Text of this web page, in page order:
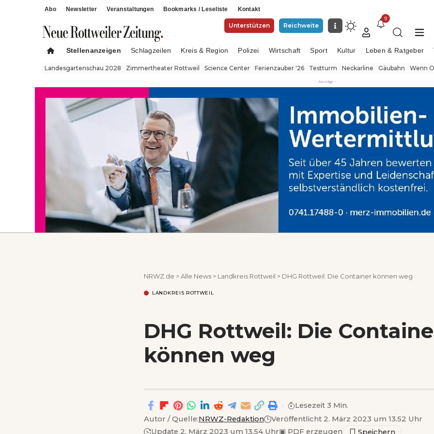
Abo Newsletter Veranstaltungen Bookmarks / Leseliste Kontakt
Unterstützen Reichweite
9
Stellenanzeigen Schlagzeilen Kreis & Region Polizei Wirtschaft Sport Kultur Leben & Ratgeber
Landesgartenschau 2028 Zimmertheater Rottweil Science Center Ferienzauber '26 Testturm Neckarline Gäubahn Wenn
- Anzeige -
NRWZ.de >Alle News > Landkreis Rottweil > DHG Rottweil: Die Container können weg
LANDKREIS ROTTWEIL
DHG Rottweil: Die
können weg
Autor / Quelle:NRWZ-Redaktion
Veröffentlicht 2. März 2023 um 13.52 Uhr
Update 2. März 2023 um 13.54 Uhr▣ PDF erzeugen
Lesezeit 3 Min.